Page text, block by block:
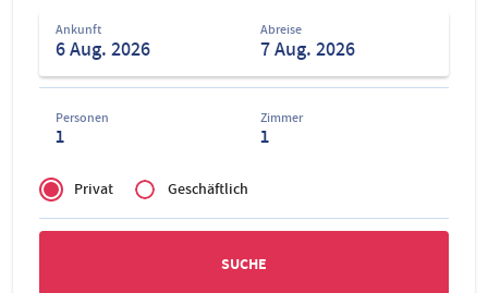
Ankunft Abreise
Personen
1
Zimmer
1
of
Zakelijk
Privat Geschäftlich